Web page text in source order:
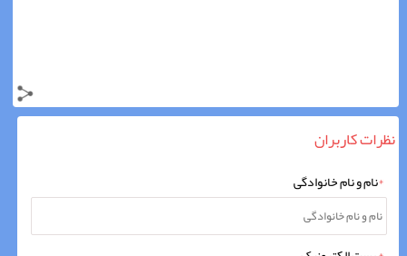
نظرات کاربران
*نام و نام خانوادگی